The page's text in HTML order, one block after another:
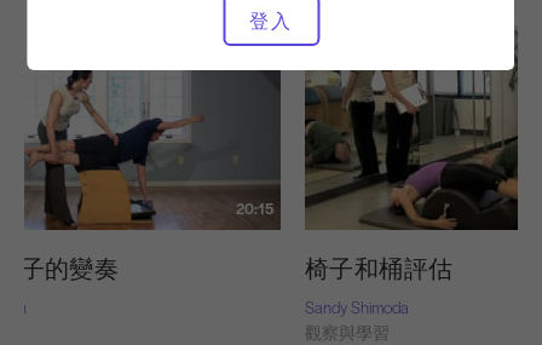
登入
20:15
子的變奏 椅子和桶評估
Sandy Shimoda
觀察與學習